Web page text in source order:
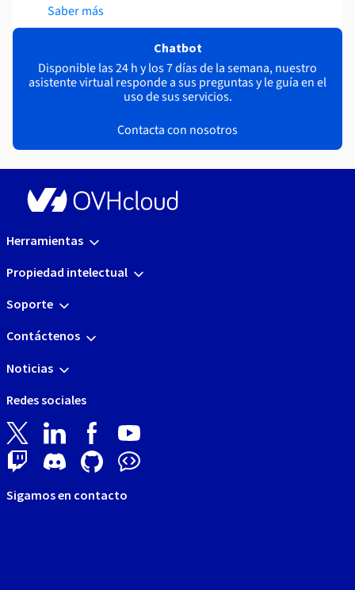
Saber más
Chatbot
Disponible las 24 h y los 7 días de la semana, nuestro
asistente virtual responde a sus preguntas y le guía en el
uso de sus servicios.
Contacta con nosotros
Herramientas
Propiedad intelectual
Soporte
Contáctenos
Noticias
Redes sociales
Sigamos en contacto